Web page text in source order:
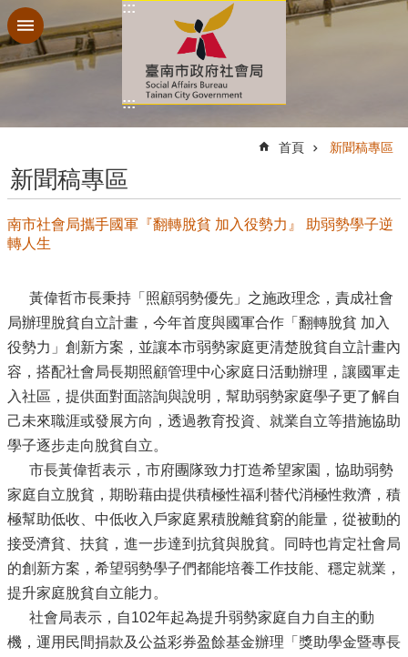
跳到主要內容區塊
:::
:::
首頁 新聞稿專區
新聞稿專區
南市社會局攜手國軍『翻轉脫貧 加入役勢力』 助弱勢學子逆
轉人生
黃偉哲市長秉持「照顧弱勢優先」之施政理念，責成社會
局辦理脫貧自立計畫，今年首度與國軍合作「翻轉脫貧 加入
役勢力」創新方案，並讓本市弱勢家庭更清楚脫貧自立計畫內
容，搭配社會局長期照顧管理中心家庭日活動辦理，讓國軍走
入社區，提供面對面諮詢與說明，幫助弱勢家庭學子更了解自
己未來職涯或發展方向，透過教育投資、就業自立等措施協助
學子逐步走向脫貧自立。
市長黃偉哲表示，市府團隊致力打造希望家園，協助弱勢
家庭自立脫貧，期盼藉由提供積極性福利替代消極性救濟，積
極幫助低收、中低收入戶家庭累積脫離貧窮的能量，從被動的
接受濟貧、扶貧，進一步達到抗貧與脫貧。同時也肯定社會局
的創新方案，希望弱勢學子們都能培養工作技能、穩定就業，
提升家庭脫貧自立能力。
社會局表示，自102年起為提升弱勢家庭自力自主的動
機，運用民間捐款及公益彩券盈餘基金辦理「獎助學金暨專長